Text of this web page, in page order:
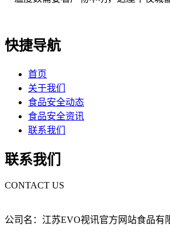
快捷导航
首页
关于我们
食品安全动态
食品安全资讯
联系我们
联系我们
CONTACT US
公司名：江苏EVO视讯官方网站食品有